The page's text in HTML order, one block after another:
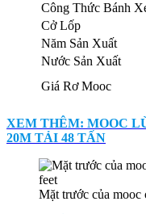
Công Thức Bánh
Cở Lốp
Năm Sản Xuất
Nước Sản Xuất
Giá Rơ Mooc
XEM THÊM: MOOC
20M TẢI 48 TẤN
Mặt trước của